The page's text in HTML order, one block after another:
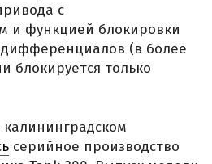
с
и функцией блокировки
(в более
блокируется только
серийное производство